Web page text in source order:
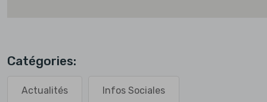
Catégories:
Actualités Infos Sociales